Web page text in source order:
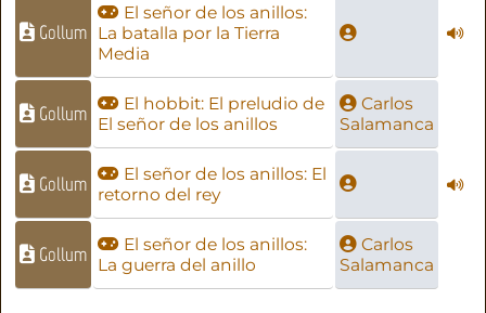
Gollum
El señor de los anillos:
La batalla por la Tierra
Media
Gollum
El hobbit: El preludio de
El señor de los anillos
Carlos
Salamanca
Gollum
El señor de los anillos: El
retorno del rey
Gollum
El señor de los anillos:
La guerra del anillo
Carlos
Salamanca